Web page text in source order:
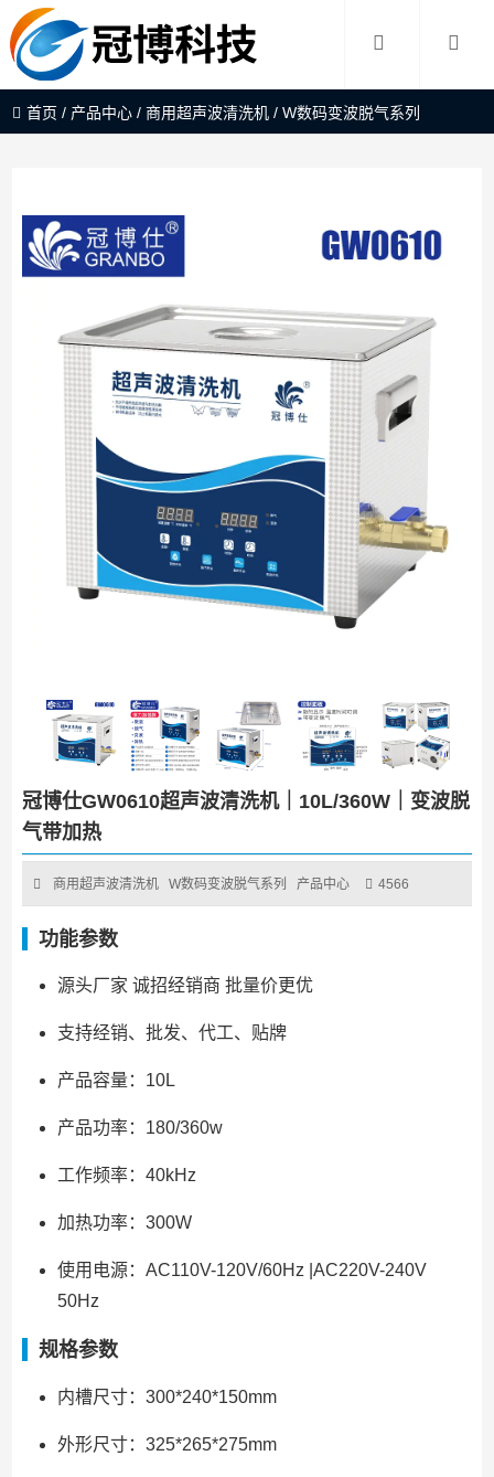
首页 / 产品中心 /商用超声波清洗机 /W数码变波脱气系列
冠博仕GW0610超声波清洗机｜10L/360W｜变波脱
气带加热
商用超声波清洗机 W数码变波脱气系列 产品中心 4566
功能参数
源头厂家 诚招经销商 批量价更优
支持经销、批发、代工、贴牌
产品容量：10L
产品功率：180/360w
工作频率：40kHz
加热功率：300W
使用电源：AC110V-120V/60Hz |AC220V-240V
50Hz
规格参数
内槽尺寸：300*240*150mm
外形尺寸：325*265*275mm